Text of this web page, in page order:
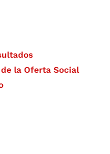
la Oferta Social